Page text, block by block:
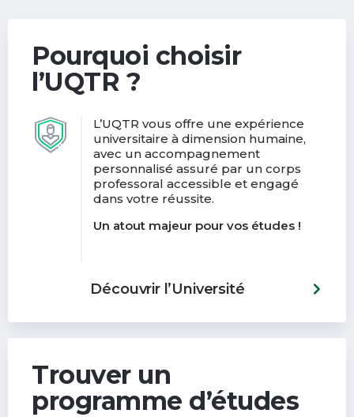
Pourquoi choisir
l’UQTR ?
L’UQTR vous offre une expérience
universitaire à dimension humaine,
avec un accompagnement
personnalisé assuré par un corps
professoral accessible et engagé
dans votre réussite.
Un atout majeur pour vos études !
Découvrir l’Université
Trouver un
programme d’études